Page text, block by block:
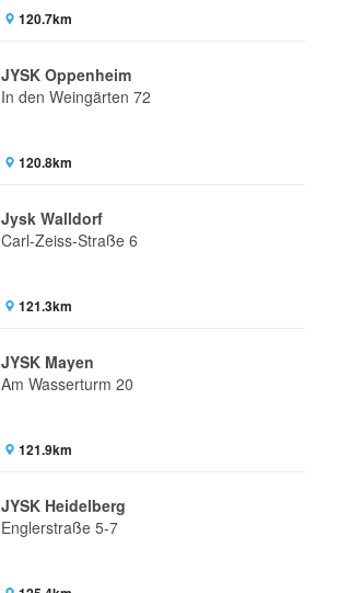
120.7km
JYSK Oppenheim
In den Weingärten 72
120.8km
Jysk Walldorf
Carl-Zeiss-Straße 6
121.3km
JYSK Mayen
Am Wasserturm 20
121.9km
JYSK Heidelberg
Englerstraße 5-7